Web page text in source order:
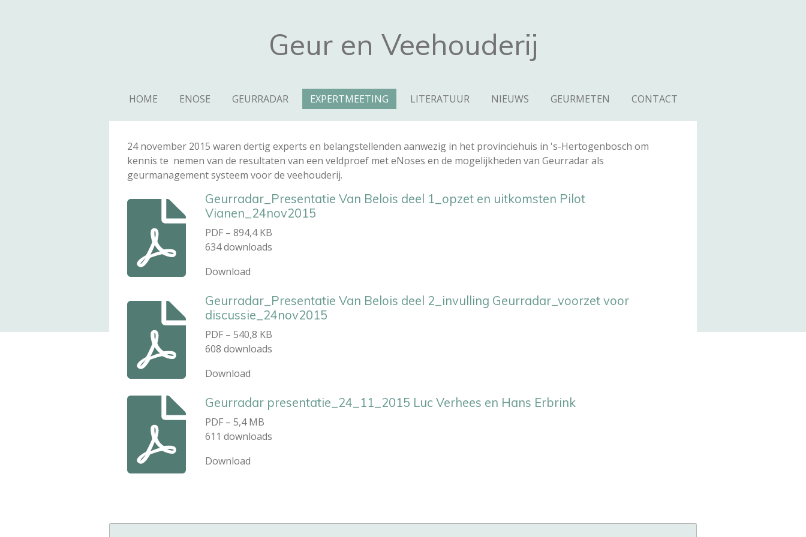
Geur en Veehouderij
HOME ENOSE GEURRADAR EXPERTMEETING LITERATUUR NIEUWS GEURMETEN CONTACT
24 november 2015 waren dertig experts en belangstellenden aanwezig in het provinciehuis in 's-Hertogenbosch om
kennis te nemen van de resultaten van een veldproef met eNoses en de mogelijkheden van Geurradar als
geurmanagement systeem voor de veehouderij.
Geurradar_Presentatie Van Belois deel 1_opzet en uitkomsten Pilot
Vianen_24nov2015
PDF – 894,4 KB
634 downloads
Download
Geurradar_Presentatie Van Belois deel 2_invulling Geurradar_voorzet voor
discussie_24nov2015
PDF – 540,8 KB
608 downloads
Download
Geurradar presentatie_24_11_2015 Luc Verhees en Hans Erbrink
PDF – 5,4 MB
611 downloads
Download